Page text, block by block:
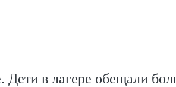
в лагере обещали